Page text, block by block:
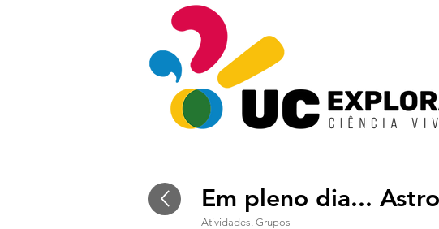
Em pleno dia...
Atividades, Grupos